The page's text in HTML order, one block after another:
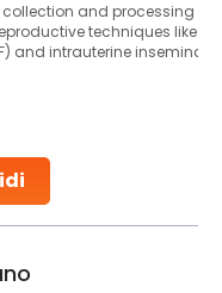
are critical steps
like In Vitro
(IUI). These